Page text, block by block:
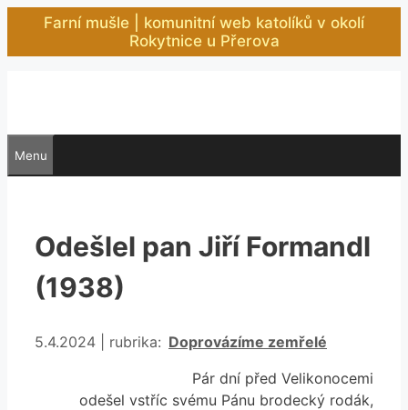
Přeskočit
obsah
Farní mušle | komunitní web katolíků v okolí
Rokytnice u Přerova
Menu
Odešlel pan Jiří Formandl
(1938)
5.4.2024 rubrika: Rubriky
Doprovázíme zemřelé
Pár dní před Velikonocemi
odešel vstříc svému Pánu brodecký rodák,